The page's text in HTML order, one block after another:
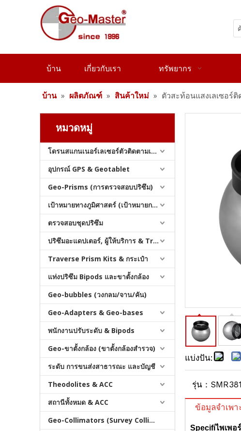
บ้าน เกี่ยวกับเรา ทรัพยากร
บ้าน » ผลิตภัณฑ์ » สินค้าใหม่ » ตัวสะท้อนแสงเลเซอร์ติ
หมวดหมู่
โดรนสแกนเนอร์เลเซอร์ตัวติดตามเลเซอร์และสแลม
อุปกรณ์ GPS & Geotablet
Geo-Prisms (การตรวจสอบปริซึม)
เป้าหมายทางภูมิศาสตร์ (เป้าหมายการสำรวจ)
ตรวจสอบชุดปริซึม
ปริซึมอะแดปเตอร์, ผู้ให้บริการ & Tribrachs
Traverse Prism Kits & กระเป๋า
แท่งปริซึม Bipods และขาตั้งกล้อง
Geo-bubbles (วงกลม/จาน/คัน)
Geo-Adapters & Geo-bases
พนักงานปรับระดับ & Bipods
Geo-ขาตั้งกล้อง (ขาตั้งกล้องสำรวจ)
ระดับ การขนส่งสาธารณะ และบัญชี
Theodolites & ACC
สถานีทั้งหมด & ACC
Geo-Collimators (Survey Collimators)
เสาสะท้อนแสงขนาดเล็ก (M12)
ขาตั้งกล้อง All-Terrain Pro
แบ่งปัน:
รุ่น：
ข้อมูลจำเพา
Specifiไพเพอร์